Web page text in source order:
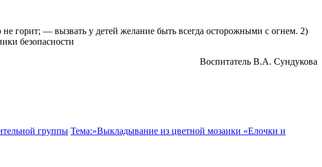
не горит; — вызвать у детей желание быть всегда осторожными с огнем. 2)
безопасности
Воспитатель В.А. Сундукова
группы Тема:»Выкладывание из цветной мозаики «Елочки и